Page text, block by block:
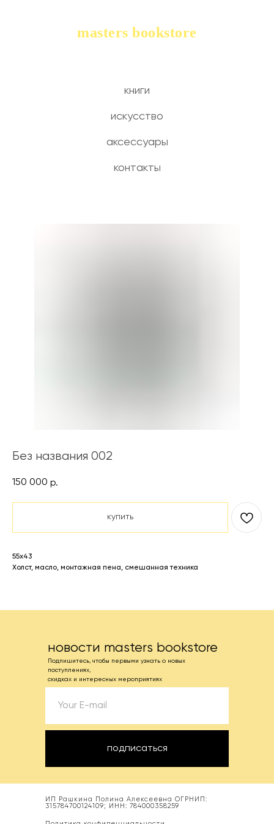
masters bookstore
книги
искусство
аксессуары
контакты
Без названия 002
150 000 р.
купить
55х43
Холст, масло, монтажная пена, смешанная техника
новости masters bookstore
Подпишитесь, чтобы первыми узнать о новых
поступлениях,
скидках и интересных мероприятиях
подписаться
ИП Рашкина Полина Алексеевна ОГРНИП:
315784700124109; ИНН: 784000358259